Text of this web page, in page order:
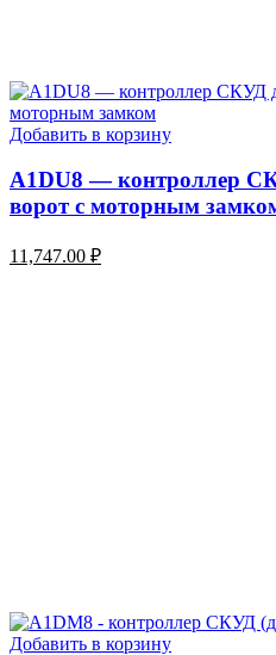
Добавить в корзину
A1DU8 — контроллер
ворот с моторным
11,747.00 ₽
Добавить в корзину